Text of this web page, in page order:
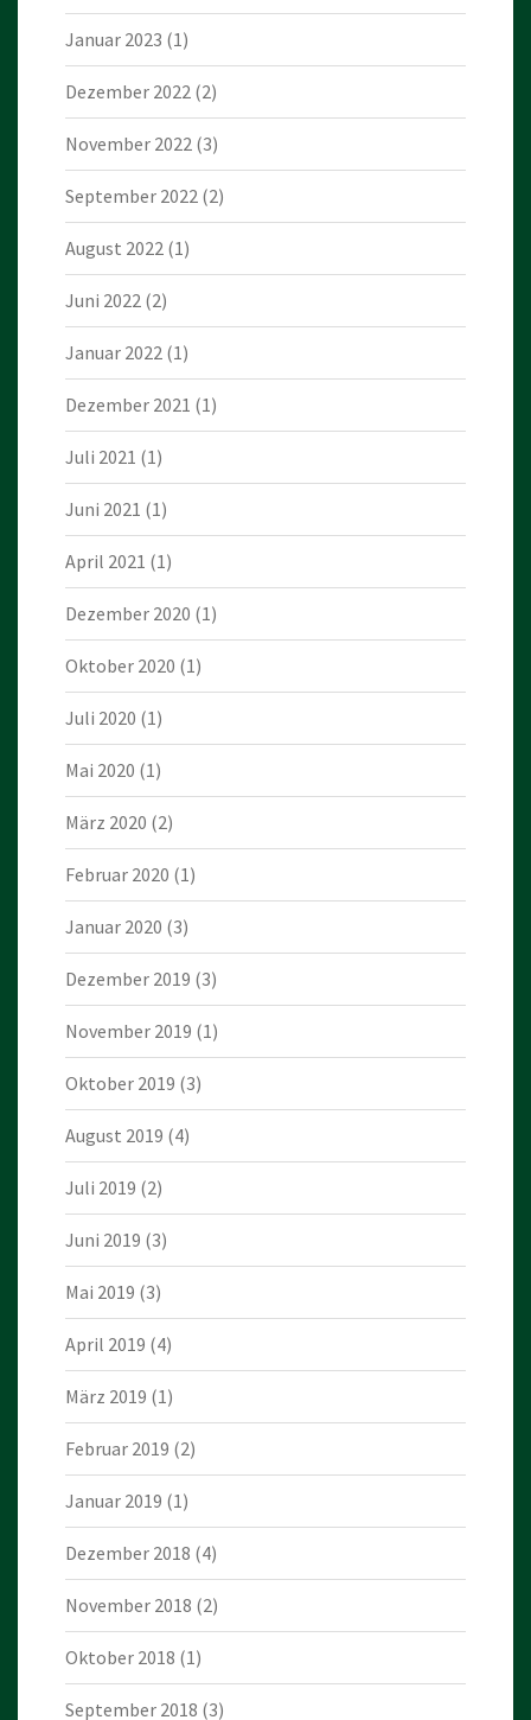
Januar 2023 (1)
Dezember 2022 (2)
November 2022 (3)
September 2022 (2)
August 2022 (1)
Juni 2022 (2)
Januar 2022 (1)
Dezember 2021 (1)
Juli 2021 (1)
Juni 2021 (1)
April 2021 (1)
Dezember 2020 (1)
Oktober 2020 (1)
Juli 2020 (1)
Mai 2020 (1)
März 2020 (2)
Februar 2020 (1)
Januar 2020 (3)
Dezember 2019 (3)
November 2019 (1)
Oktober 2019 (3)
August 2019 (4)
Juli 2019 (2)
Juni 2019 (3)
Mai 2019 (3)
April 2019 (4)
März 2019 (1)
Februar 2019 (2)
Januar 2019 (1)
Dezember 2018 (4)
November 2018 (2)
Oktober 2018 (1)
September 2018 (3)